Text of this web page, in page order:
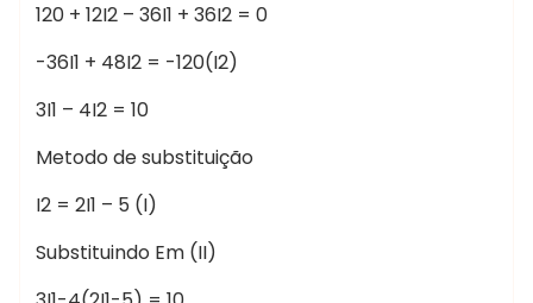
120 + 12I2 – 36I1 + 36I2 = 0
-36I1 + 48I2 = -120(I2)
3I1 – 4I2 = 10
Metodo de substituição
I2 = 2I1 – 5 (I)
Substituindo Em (II)